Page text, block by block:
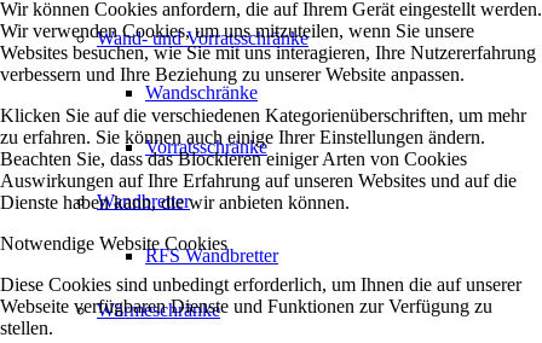
Wand- und Vorratsschränke
Wandschränke
Vorratsschränke
Wandbretter
RFS Wandbretter
Wärmeschränke
Wir können Cookies anfordern, die auf Ihrem Gerät eingestellt werden.
Wir verwenden Cookies, um uns mitzuteilen, wenn Sie unsere
Websites besuchen, wie Sie mit uns interagieren, Ihre Nutzererfahrung
verbessern und Ihre Beziehung zu unserer Website anpassen.
Klicken Sie auf die verschiedenen Kategorienüberschriften, um mehr
zu erfahren. Sie können auch einige Ihrer Einstellungen ändern.
Beachten Sie, dass das Blockieren einiger Arten von Cookies
Auswirkungen auf Ihre Erfahrung auf unseren Websites und auf die
Dienste haben kann, die wir anbieten können.
Notwendige Website Cookies
Diese Cookies sind unbedingt erforderlich, um Ihnen die auf unserer
Webseite verfügbaren Dienste und Funktionen zur Verfügung zu
stellen.